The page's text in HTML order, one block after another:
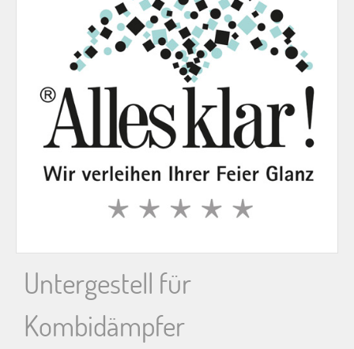
a
h
Untergestell für
Kombidämpfer